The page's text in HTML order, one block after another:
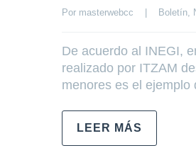
Por masterwebcc Boletín,
De acuerdo al INEGI,
realizado por ITZAM
menores es el ejemplo
LEER MÁS